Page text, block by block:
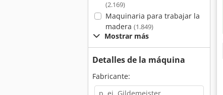
(2.169)
Maquinaria para trabajar la
madera (1.849)
Mostrar más
Detalles de la máquina
Fabricante: